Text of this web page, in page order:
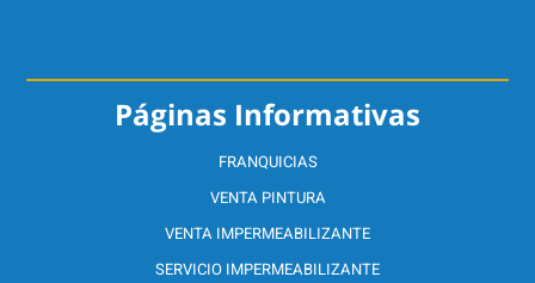
Páginas Informativas
FRANQUICIAS
VENTA PINTURA
VENTA IMPERMEABILIZANTE
SERVICIO IMPERMEABILIZANTE